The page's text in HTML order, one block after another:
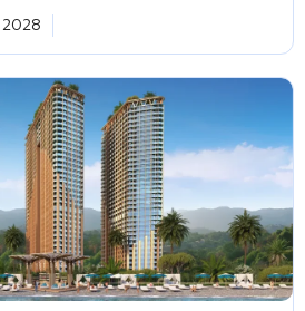
2028